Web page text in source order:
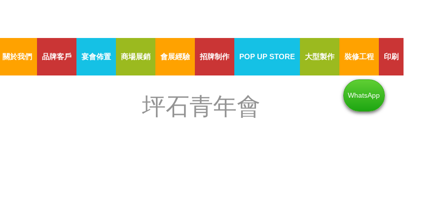
WhatsApp
關於我們 品牌客戶 宴會佈置 商場展銷 會展經驗 招牌制作 POP UP STORE 大型製作 裝修工程 印刷
坪石青年會